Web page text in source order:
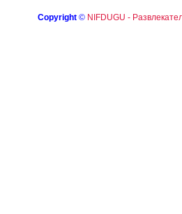
Copyright © NIFDUGU -